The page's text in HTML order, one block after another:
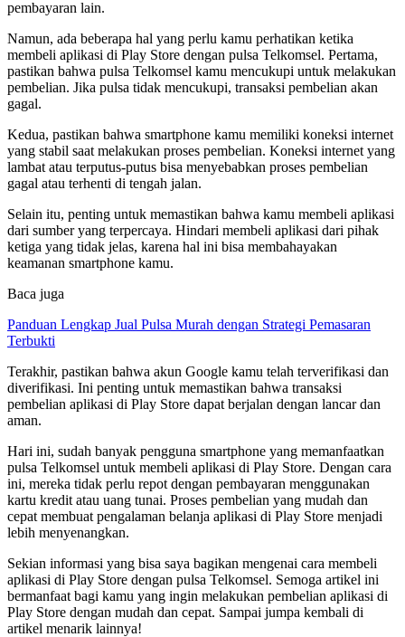
pembayaran lain.
Namun, ada beberapa hal yang perlu kamu perhatikan ketika
membeli aplikasi di Play Store dengan pulsa Telkomsel. Pertama,
pastikan bahwa pulsa Telkomsel kamu mencukupi untuk melakukan
pembelian. Jika pulsa tidak mencukupi, transaksi pembelian akan
gagal.
Kedua, pastikan bahwa smartphone kamu memiliki koneksi internet
yang stabil saat melakukan proses pembelian. Koneksi internet yang
lambat atau terputus-putus bisa menyebabkan proses pembelian
gagal atau terhenti di tengah jalan.
Selain itu, penting untuk memastikan bahwa kamu membeli aplikasi
dari sumber yang terpercaya. Hindari membeli aplikasi dari pihak
ketiga yang tidak jelas, karena hal ini bisa membahayakan
keamanan smartphone kamu.
Baca juga
Panduan Lengkap Jual Pulsa Murah dengan Strategi Pemasaran
Terbukti
Terakhir, pastikan bahwa akun Google kamu telah terverifikasi dan
diverifikasi. Ini penting untuk memastikan bahwa transaksi
pembelian aplikasi di Play Store dapat berjalan dengan lancar dan
aman.
Hari ini, sudah banyak pengguna smartphone yang memanfaatkan
pulsa Telkomsel untuk membeli aplikasi di Play Store. Dengan cara
ini, mereka tidak perlu repot dengan pembayaran menggunakan
kartu kredit atau uang tunai. Proses pembelian yang mudah dan
cepat membuat pengalaman belanja aplikasi di Play Store menjadi
lebih menyenangkan.
Sekian informasi yang bisa saya bagikan mengenai cara membeli
aplikasi di Play Store dengan pulsa Telkomsel. Semoga artikel ini
bermanfaat bagi kamu yang ingin melakukan pembelian aplikasi di
Play Store dengan mudah dan cepat. Sampai jumpa kembali di
artikel menarik lainnya!